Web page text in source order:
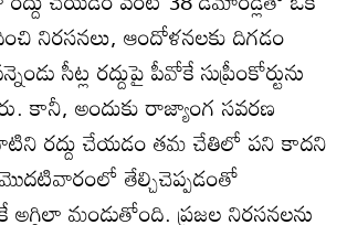
నిరసనలు, ఆందోళనలకు దిగడం
సీట్ల రద్దుపై పీవోకే సుప్రీంకోర్టును
కానీ, అందుకు రాజ్యాంగ సవరణ
రద్దు చేయడం తమ చేతిలో పని కాదని
మొదటివారంలో తేల్చిచెప్పడంతో
మండుతోంది. ప్రజల నిరసనలను